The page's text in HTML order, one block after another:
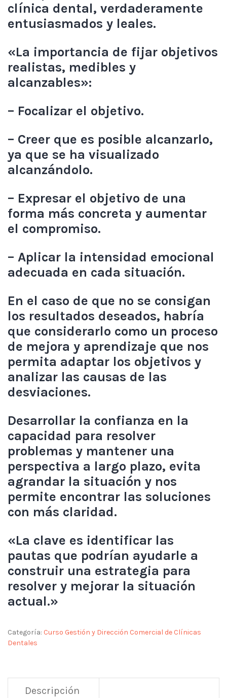
clínica dental, verdaderamente
entusiasmados y leales.
«La importancia de fijar objetivos
realistas, medibles y
alcanzables»:
– Focalizar el objetivo.
– Creer que es posible alcanzarlo,
ya que se ha visualizado
alcanzándolo.
– Expresar el objetivo de una
forma más concreta y aumentar
el compromiso.
– Aplicar la intensidad emocional
adecuada en cada situación.
En el caso de que no se consigan
los resultados deseados, habría
que considerarlo como un proceso
de mejora y aprendizaje que nos
permita adaptar los objetivos y
analizar las causas de las
desviaciones.
Desarrollar la confianza en la
capacidad para resolver
problemas y mantener una
perspectiva a largo plazo, evita
agrandar la situación y nos
permite encontrar las soluciones
con más claridad.
«La clave es identificar las
pautas que podrían ayudarle a
construir una estrategia para
resolver y mejorar la situación
actual.»
Categoría: Curso Gestión y Dirección Comercial de Clínicas
Dentales
Descripción